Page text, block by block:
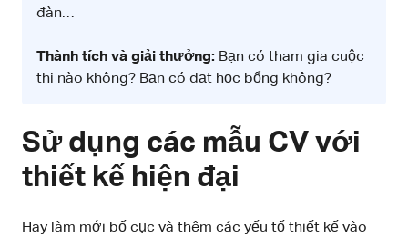
đàn…
Thành tích và giải thưởng: Bạn có tham gia cuộc
thi nào không? Bạn có đạt học bổng không?
Sử dụng các mẫu CV với
thiết kế hiện đại
Hãy làm mới bố cục và thêm các yếu tố thiết kế vào